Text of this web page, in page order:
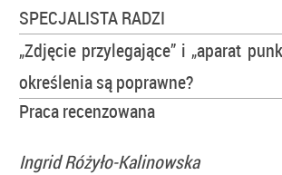
SPECJALISTA RADZI
„Zdjęcie przylegające” i „aparat
określenia są poprawne?
Praca recenzowana
Ingrid Różyło-Kalinowska